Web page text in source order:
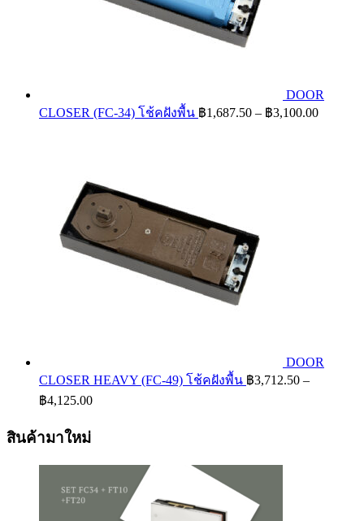
DOOR
CLOSER (FC-34) โช้คฝังพื้น ฿1,687.50 – ฿3,100.00Price
DOOR
CLOSER HEAVY (FC-49) โช้คฝังพื้น ฿3,712.50 –
฿4,125.00Price
฿4,125.00
สินค้ามาใหม่